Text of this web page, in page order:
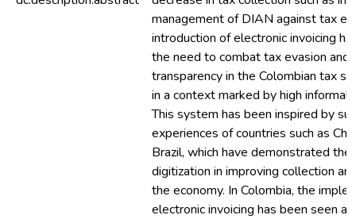
management of DIAN against tax
introduction of electronic invoicing
the need to combat tax evasion and
transparency in the Colombian tax
in a context marked by high
This system has been inspired by
experiences of countries such as
Brazil, which have demonstrated
digitization in improving collection
the economy. In Colombia, the
electronic invoicing has been seen